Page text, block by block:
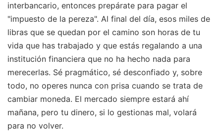
interbancario, entonces prepárate para pagar el
"impuesto de la pereza". Al final del día, esos miles de
libras que se quedan por el camino son horas de tu
vida que has trabajado y que estás regalando a una
institución financiera que no ha hecho nada para
merecerlas. Sé pragmático, sé desconfiado y, sobre
todo, no operes nunca con prisa cuando se trata de
cambiar moneda. El mercado siempre estará ahí
mañana, pero tu dinero, si lo gestionas mal, volará
para no volver.